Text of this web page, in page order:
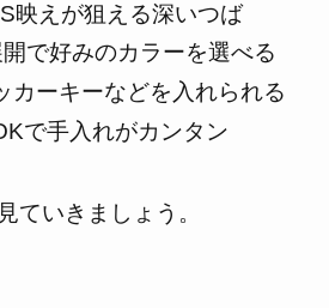
映えが狙える深いつば
で好みのカラーを選べる
カーキーなどを入れられる
で手入れがカンタン
ていきましょう。